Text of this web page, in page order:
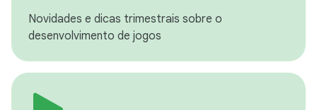
Novidades e dicas trimestrais sobre o
desenvolvimento de jogos